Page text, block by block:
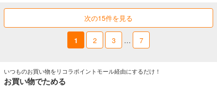
次の15件を見る
1 2 3 … 7
いつものお買い物をリコラポイントモール経由にするだけ！
お買い物でためる